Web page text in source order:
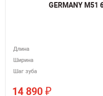
GERMANY M51
Длина
Ширина
Шаг зуба
14 890 ₽